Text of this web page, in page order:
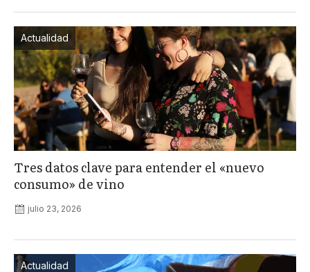
Actualidad
Tres datos clave para entender el «nuevo
consumo» de vino
julio 23, 2026
Actualidad